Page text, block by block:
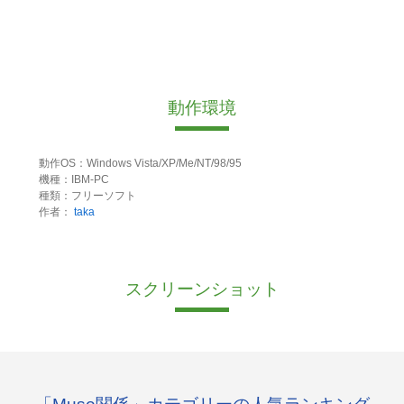
動作環境
動作OS：Windows Vista/XP/Me/NT/98/95
機種：IBM-PC
種類：フリーソフト
作者： taka
スクリーンショット